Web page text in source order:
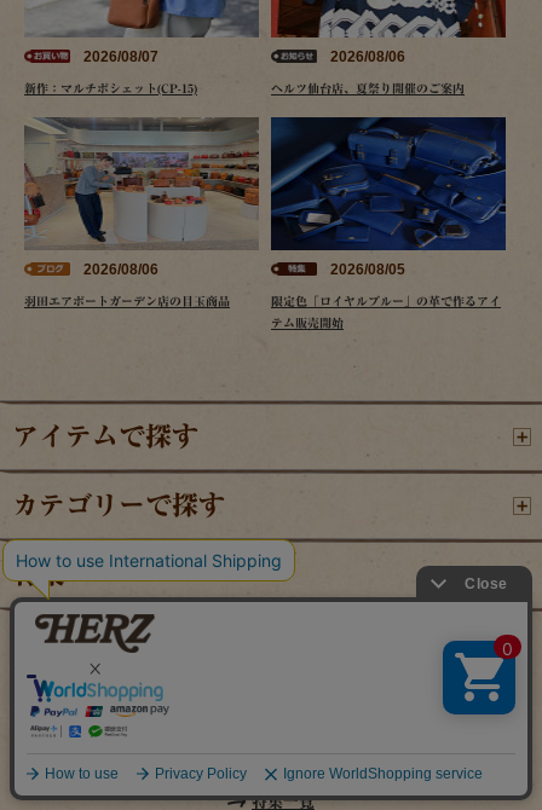
2026/08/07
新作：マルチポシェット(CP-15)
2026/08/06
ヘルツ仙台店、夏祭り開催のご案内
2026/08/06
羽田エアポートガーデン店の目玉商品
2026/08/05
限定色「ロイヤルブルー」の革で作るアイ
テム販売開始
アイテムで探す
カテゴリーで探す
特集
限定色「ロイヤルブルー」の
革で作るアイテム販売開始
特集一覧